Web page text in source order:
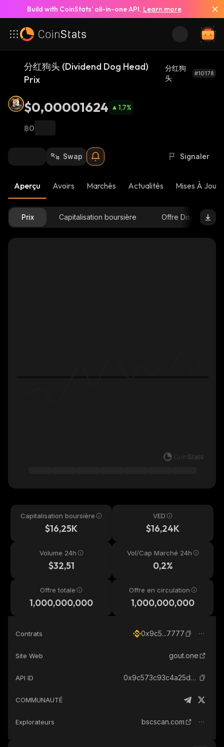
Build with CoinStats’ all-in-one API. Learn more
分红狗头 (Dividend Dog Head)
Prix
分红狗
头
#10178
$0,00001624 1,7%
฿0
Swap Signaler
Aperçu Avoirs Marchés Actualités Mises À Jour
Prix Capitalisation boursière Offre Disponible
Capitalisation boursière
$16,25K
VED
$16,24K
Volume 24h
$32,51
Vol/Cap Marché 24h
0,2%
Offre totale
1,000,000,000
Offre en circulation
1,000,000,000
Contrats 0x9c5...7777
Site Web gout.one
API ID 0x9c573c93c4a25dac626fe09d6ae41d184d8f7777_binance_smart
COMMUNAUTÉ
Explorateurs bscscan.com